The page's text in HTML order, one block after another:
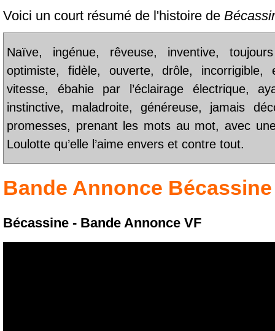
Voici un court résumé de l'histoire de
Naïve, ingénue, rêveuse, inventive,
optimiste, fidèle, ouverte, drôle, incorrigible,
vitesse, ébahie par l’éclairage électrique,
instinctive, maladroite, généreuse, jamais
promesses, prenant les mots au mot, avec
Loulotte qu’elle l’aime envers et contre tout.
Bande Annonce
Bécassine - Bande Annonce VF